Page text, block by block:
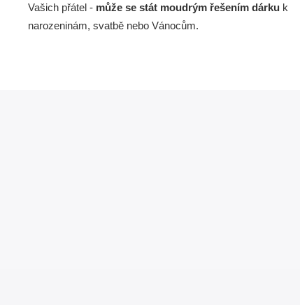
Vašich přátel - může se stát moudrým řešením dárku k
narozeninám, svatbě nebo Vánocům.